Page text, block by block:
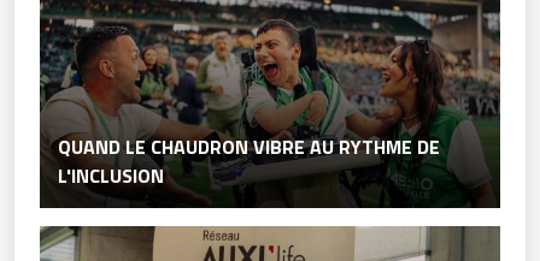
QUAND LE CHAUDRON VIBRE AU RYTHME DE
L'INCLUSION